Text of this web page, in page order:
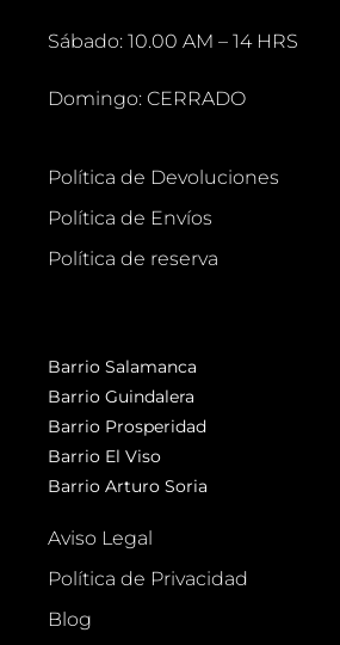
Sábado: 10.00 AM – 14 HRS
Domingo: CERRADO
Política de Devoluciones
Política de Envíos
Política de reserva
Barrio Salamanca
Barrio Guindalera
Barrio Prosperidad
Barrio El Viso
Barrio Arturo Soria
Aviso Legal
Política de Privacidad
Blog